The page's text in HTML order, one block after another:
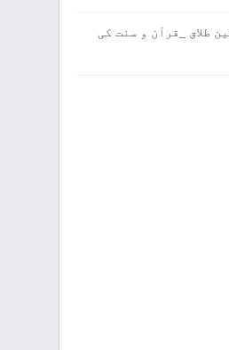
طلاق _قرآن و سنت کی